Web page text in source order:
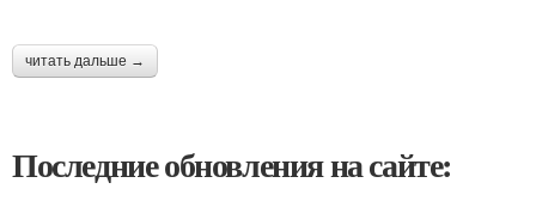
читать дальше →
Последние обновления на сайте: